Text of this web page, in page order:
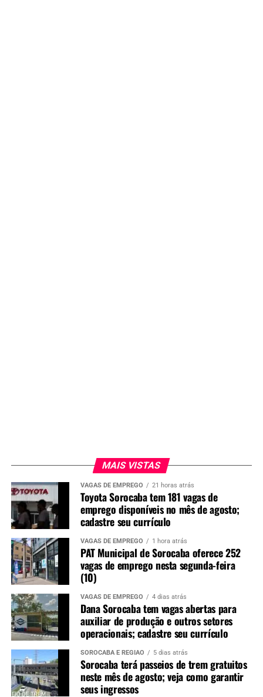
MAIS VISTAS
VAGAS DE EMPREGO 21 horas atrás
Toyota Sorocaba tem 181 vagas de
emprego disponíveis no mês de agosto;
cadastre seu currículo
VAGAS DE EMPREGO 1 hora atrás
PAT Municipal de Sorocaba oferece 252
vagas de emprego nesta segunda-feira
(10)
VAGAS DE EMPREGO 4 dias atrás
Dana Sorocaba tem vagas abertas para
auxiliar de produção e outros setores
operacionais; cadastre seu currículo
SOROCABA E REGIÃO 5 dias atrás
Sorocaba terá passeios de trem gratuitos
neste mês de agosto; veja como garantir
seus ingressos